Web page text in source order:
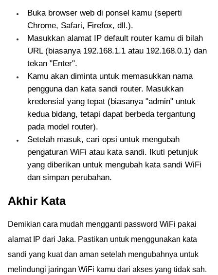
Buka browser web di ponsel kamu (seperti
Chrome, Safari, Firefox, dll.).
Masukkan alamat IP default router kamu di bilah
URL (biasanya 192.168.1.1 atau 192.168.0.1) dan
tekan "Enter".
Kamu akan diminta untuk memasukkan nama
pengguna dan kata sandi router. Masukkan
kredensial yang tepat (biasanya "admin" untuk
kedua bidang, tetapi dapat berbeda tergantung
pada model router).
Setelah masuk, cari opsi untuk mengubah
pengaturan WiFi atau kata sandi. Ikuti petunjuk
yang diberikan untuk mengubah kata sandi WiFi
dan simpan perubahan.
Akhir Kata
Demikian cara mudah mengganti password WiFi pakai
alamat IP dari Jaka. Pastikan untuk menggunakan kata
sandi yang kuat dan aman setelah mengubahnya untuk
melindungi jaringan WiFi kamu dari akses yang tidak sah.